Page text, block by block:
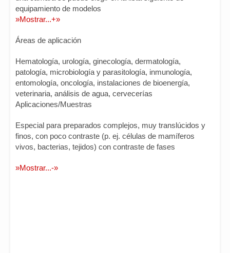
equipamiento de modelos
»Mostrar...+»
Áreas de aplicación
Hematología, urología, ginecología, dermatología,
patología, microbiología y parasitología, inmunología,
entomología, oncología, instalaciones de bioenergía,
veterinaria, análisis de agua, cervecerías
Aplicaciones/Muestras
Especial para preparados complejos, muy translúcidos y
finos, con poco contraste (p. ej. células de mamíferos
vivos, bacterias, tejidos) con contraste de fases
»Mostrar...-»